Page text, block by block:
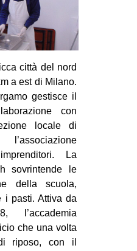
città del nord
a est di Milano.
gestisce il
con
locale di
La
sovrintende le
della scuola,
i pasti. Attiva da
l’accademia
che una volta
riposo, con il